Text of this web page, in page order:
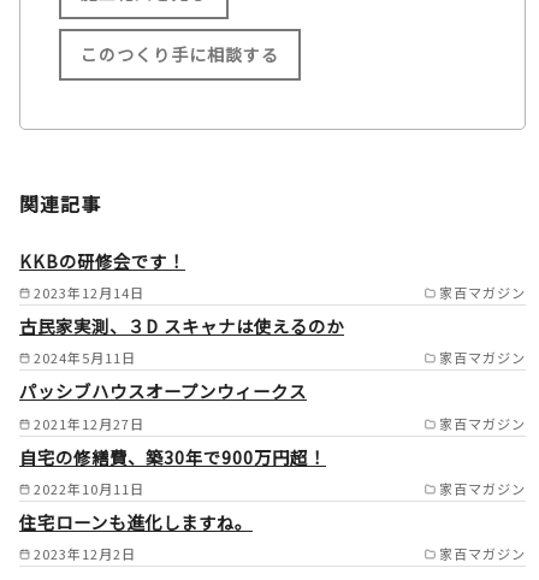
施工範囲
町 /
このつくり手に相談する
関連記事
2023年12月14日 家百マガジン
KKBの研修会です！
2024年5月11日 家百マガジン
古民家実測、３D スキャナは使えるのか
2021年12月27日 家百マガジン
パッシブハウスオープンウィークス
2022年10月11日 家百マガジン
自宅の修繕費、築30年で900万円超！
2023年12月2日 家百マガジン
住宅ローンも進化しますね。